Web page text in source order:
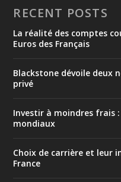
RECENT POSTS
La réalité des comptes
Euros des Français
Blackstone dévoile deux
privé
Investir à moindres frais
mondiaux
Choix de carrière et leur
France